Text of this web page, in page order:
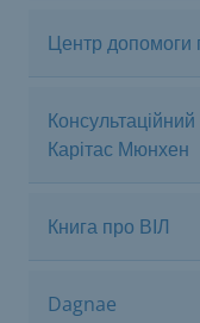
Центр допомоги
Карітас Мюнхен
Книга про ВІЛ
Dagnae